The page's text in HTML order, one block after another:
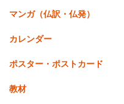
マンガ（仏訳・仏発）
カレンダー
ポスター・ポストカード
教材